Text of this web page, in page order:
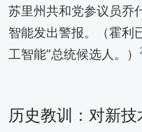
苏里州共和党参议员乔
智能发出警报。（霍利
工智能”总统候选人。）
历史教训：对新